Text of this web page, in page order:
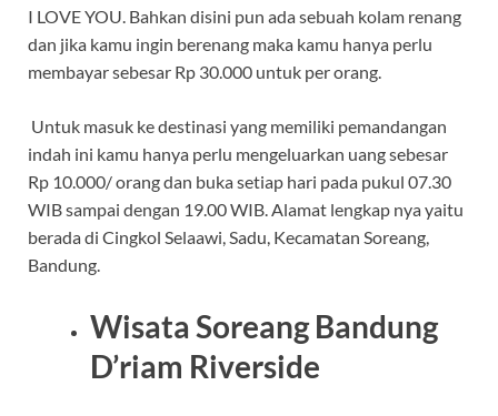
I LOVE YOU. Bahkan disini pun ada sebuah kolam renang
dan jika kamu ingin berenang maka kamu hanya perlu
membayar sebesar Rp 30.000 untuk per orang.
Untuk masuk ke destinasi yang memiliki pemandangan
indah ini kamu hanya perlu mengeluarkan uang sebesar
Rp 10.000/ orang dan buka setiap hari pada pukul 07.30
WIB sampai dengan 19.00 WIB. Alamat lengkap nya yaitu
berada di Cingkol Selaawi, Sadu, Kecamatan Soreang,
Bandung.
Wisata Soreang Bandung
D’riam Riverside